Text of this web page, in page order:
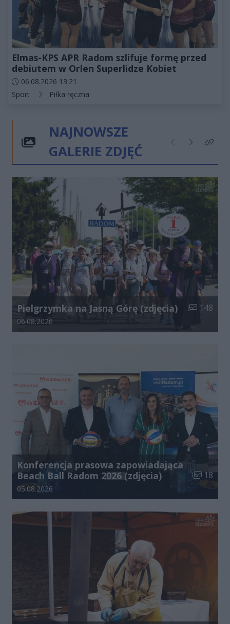
Elmas-KPS APR Radom szlifuje formę przed
debiutem w Orlen Superlidze Kobiet
Data dodania artykułu:
06.08.2026 13:21
Kategorie artykułu:
Sport Piłka ręczna
NAJNOWSZE
GALERIE ZDJĘĆ
Poprzednie
NastępneKliknij
Pielgrzymka na Jasną Górę (zdjęcia) Liczba
148
Data dodania galerii:
06.08.2026
Konferencja prasowa zapowiadająca
Beach Ball Radom 2026 (zdjęcia)
Liczba
18
Data dodania galerii:
05.08.2026